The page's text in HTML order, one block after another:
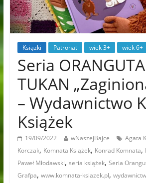
Książki Patronat wiek 3+ wiek 6+
Seria
TUKAN
– Wydawnictwo
Książek
19/09/2022 wNaszejBajce Agata
Korczak, Komnata Książek, Konrad Komnata,
Paweł Młodawski, seria książek, Seria
Grafpa, www.komnata-ksiazek.pl,